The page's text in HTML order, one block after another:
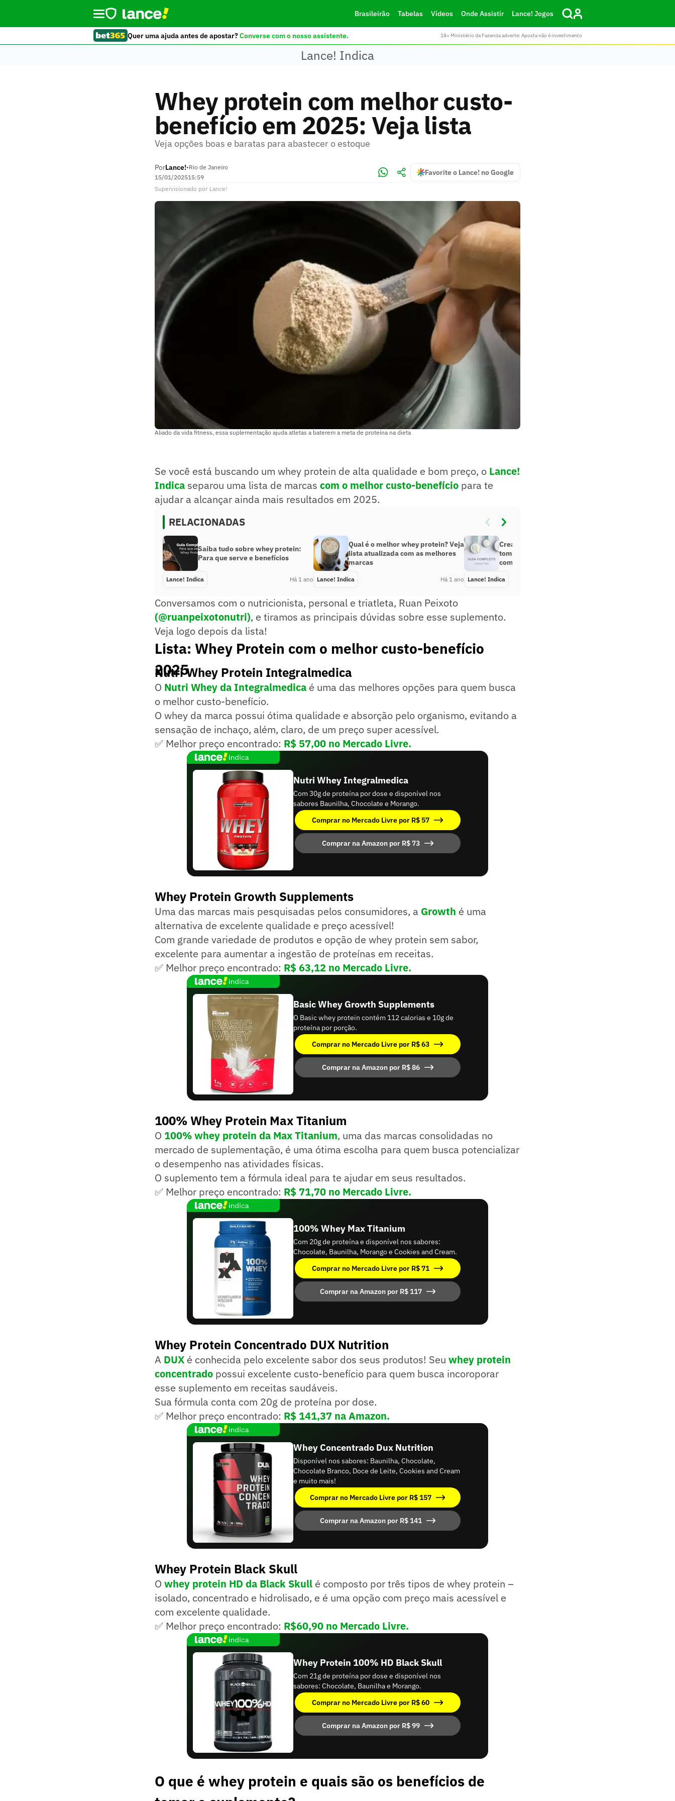
Brasileirão Tabelas Vídeos Onde Assistir Lance! Jogos
Quer uma ajuda antes de apostar?Converse com o nosso assistente. 18+ Ministério da Fazenda adverte: Aposta não é investimento
Lance! Indica
Whey protein com melhor custo-
benefício em 2025: Veja lista
Veja opções boas e baratas para abastecer o estoque
PorLance!•Rio de Janeiro
15/01/202515:59
Favorite o Lance! no Google
Supervisionado por Lance!
Aliado da vida fitness, essa suplementação ajuda atletas a baterem a meta de proteína na dieta
Se você está buscando um whey protein de alta qualidade e bom preço, o Lance!
Indica separou uma lista de marcas com o melhor custo-benefício para te
ajudar a alcançar ainda mais resultados em 2025.
RELACIONADAS
Saiba tudo sobre whey protein:
Para que serve e benefícios
Lance! Indica Há 1 ano
Qual é o melhor whey protein? Veja
lista atualizada com as melhores
marcas
Lance! Indica Há 1 ano
Creatina: Para que serve, como
tomar e as melhores marcas para
comprar agora
Lance! Indica
Conversamos com o nutricionista, personal e triatleta, Ruan Peixoto
(@ruanpeixotonutri), e tiramos as principais dúvidas sobre esse suplemento.
Veja logo depois da lista!
Lista: Whey Protein com o melhor custo-benefício
2025
Nutri Whey Protein Integralmedica
O Nutri Whey da Integralmedica é uma das melhores opções para quem busca
o melhor custo-benefício.
O whey da marca possui ótima qualidade e absorção pelo organismo, evitando a
sensação de inchaço, além, claro, de um preço super acessível.
✅ Melhor preço encontrado: R$ 57,00 no Mercado Livre.
Nutri Whey Integralmedica
Com 30g de proteína por dose e disponível nos
sabores Baunilha, Chocolate e Morango.
Comprar no Mercado Livre por R$ 57
Comprar na Amazon por R$ 73
Whey Protein Growth Supplements
Uma das marcas mais pesquisadas pelos consumidores, a Growth é uma
alternativa de excelente qualidade e preço acessível!
Com grande variedade de produtos e opção de whey protein sem sabor,
excelente para aumentar a ingestão de proteínas em receitas.
✅ Melhor preço encontrado: R$ 63,12 no Mercado Livre.
Basic Whey Growth Supplements
O Basic whey protein contém 112 calorias e 10g de
proteína por porção.
Comprar no Mercado Livre por R$ 63
Comprar na Amazon por R$ 86
100% Whey Protein Max Titanium
O 100% whey protein da Max Titanium, uma das marcas consolidadas no
mercado de suplementação, é uma ótima escolha para quem busca potencializar
o desempenho nas atividades físicas.
O suplemento tem a fórmula ideal para te ajudar em seus resultados.
✅ Melhor preço encontrado: R$ 71,70 no Mercado Livre.
100% Whey Max Titanium
Com 20g de proteína e disponível nos sabores:
Chocolate, Baunilha, Morango e Cookies and Cream.
Comprar no Mercado Livre por R$ 71
Comprar na Amazon por R$ 117
Whey Protein Concentrado DUX Nutrition
A DUX é conhecida pelo excelente sabor dos seus produtos! Seu whey protein
concentrado possui excelente custo-benefício para quem busca incoroporar
esse suplemento em receitas saudáveis.
Sua fórmula conta com 20g de proteína por dose.
✅ Melhor preço encontrado: R$ 141,37 na Amazon.
Whey Concentrado Dux Nutrition
Disponível nos sabores: Baunilha, Chocolate,
Chocolate Branco, Doce de Leite, Cookies and Cream
e muito mais!
Comprar no Mercado Livre por R$ 157
Comprar na Amazon por R$ 141
Whey Protein Black Skull
O whey protein HD da Black Skull é composto por três tipos de whey protein –
isolado, concentrado e hidrolisado, e é uma opção com preço mais acessível e
com excelente qualidade.
✅ Melhor preço encontrado: R$60,90 no Mercado Livre.
Whey Protein 100% HD Black Skull
Com 21g de proteína por dose e disponível nos
sabores: Chocolate, Baunilha e Morango.
Comprar no Mercado Livre por R$ 60
Comprar na Amazon por R$ 99
O que é whey protein e quais são os benefícios de